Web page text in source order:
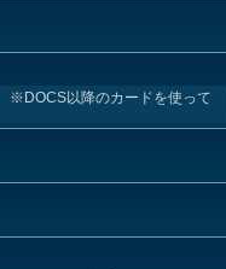
※DOCS以降のカードを使って